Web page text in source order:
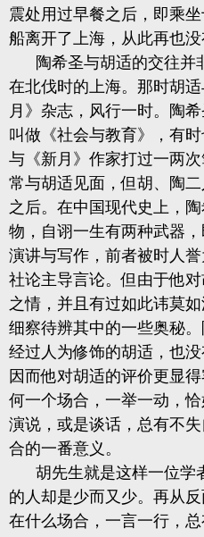
震处用过早餐之后，即乘
船离开了上海，从此再也没
陶希圣与胡适的交往并
在北伐时的上海。那时胡
月》杂志，风行一时。陶
叫做《社会与教育》，有
与《新月》作家打过一两
常与胡适见面，但胡、陶
之后。在中国现代史上，
物，自诩一生有两种武器
演讲与写作，前者被时人
社论主导言论。但由于他
之情，并且有过如此讳莫
细察待辨其中的一些奥秘
经过人为修饰的胡适，也
因而他对胡适的评价更显
何一个场合，一举一动，
演说，或是谈话，总有不
合的一番意义。
胡先生就是这样一位学
的人却是少而又少。再从
在什么场合，一言一行，